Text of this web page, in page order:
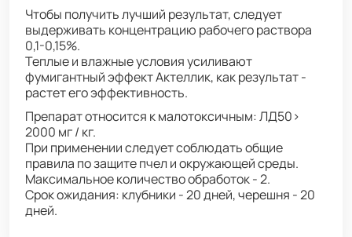
Чтобы получить лучший результат, следует
выдерживать концентрацию рабочего раствора
0,1-0,15%.
Теплые и влажные условия усиливают
фумигантный эффект Актеллик, как результат -
растет его эффективность.
Препарат относится к малотоксичным: ЛД50>
2000 мг / кг.
При применении следует соблюдать общие
правила по защите пчел и окружающей среды.
Максимальное количество обработок - 2.
Срок ожидания: клубники - 20 дней, черешня - 20
дней.